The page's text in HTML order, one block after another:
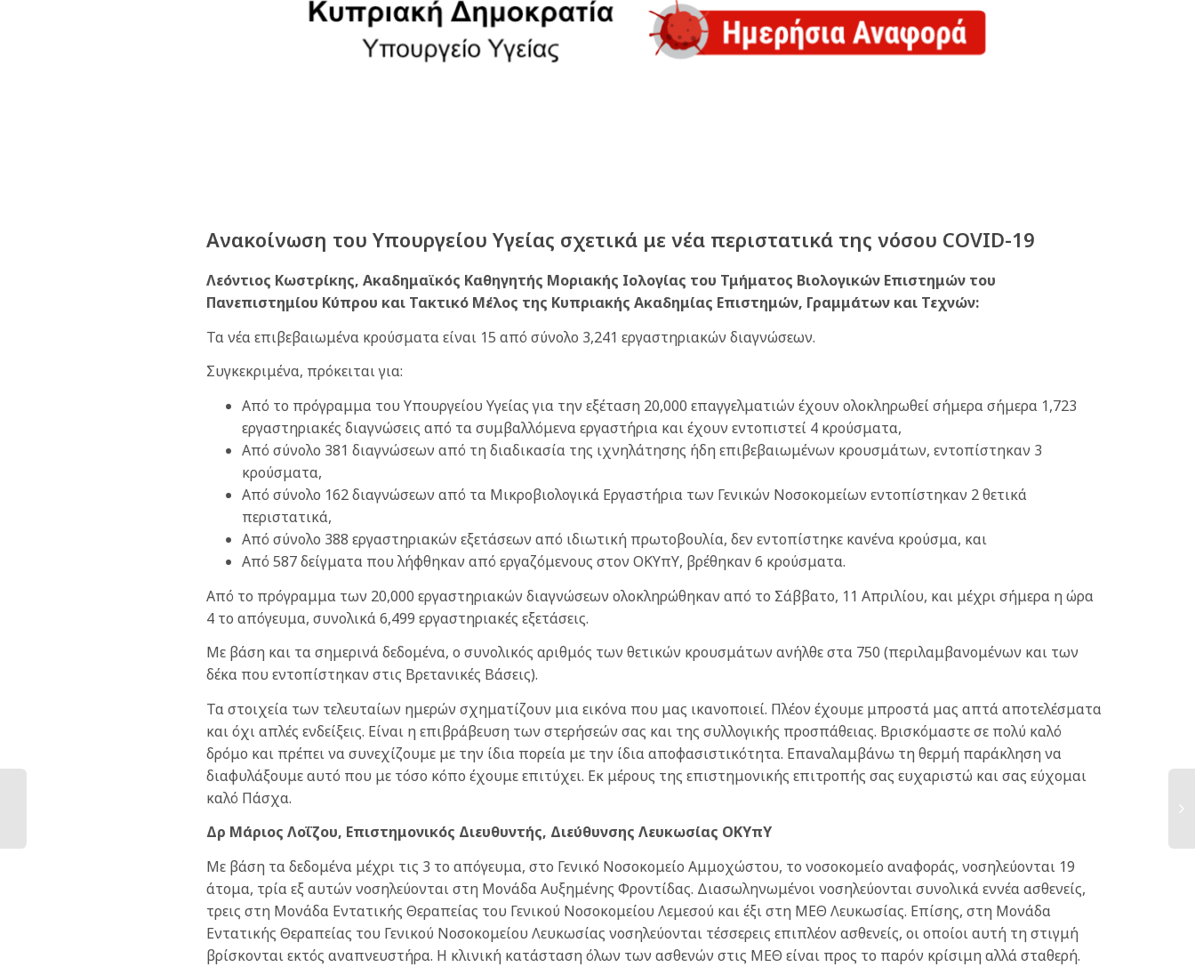
Ανακοίνωση του Υπουργείου Υγείας σχετικά με νέα περιστατικά της νόσου COVID-19
Λεόντιος Κωστρίκης, Ακαδημαϊκός Καθηγητής Μοριακής Ιολογίας του Τμήματος Βιολογικών Επιστημών του
Πανεπιστημίου Κύπρου και Τακτικό Μέλος της Κυπριακής Ακαδημίας Επιστημών, Γραμμάτων και Τεχνών:
Τα νέα επιβεβαιωμένα κρούσματα είναι 15 από σύνολο 3,241 εργαστηριακών διαγνώσεων.
Συγκεκριμένα, πρόκειται για:
Από το πρόγραμμα του Υπουργείου Υγείας για την εξέταση 20,000 επαγγελματιών έχουν ολοκληρωθεί σήμερα σήμερα 1,723
εργαστηριακές διαγνώσεις από τα συμβαλλόμενα εργαστήρια και έχουν εντοπιστεί 4 κρούσματα,
Από σύνολο 381 διαγνώσεων από τη διαδικασία της ιχνηλάτησης ήδη επιβεβαιωμένων κρουσμάτων, εντοπίστηκαν 3
κρούσματα,
Από σύνολο 162 διαγνώσεων από τα Μικροβιολογικά Εργαστήρια των Γενικών Νοσοκομείων εντοπίστηκαν 2 θετικά
περιστατικά,
Από σύνολο 388 εργαστηριακών εξετάσεων από ιδιωτική πρωτοβουλία, δεν εντοπίστηκε κανένα κρούσμα, και
Από 587 δείγματα που λήφθηκαν από εργαζόμενους στον ΟΚΥπΥ, βρέθηκαν 6 κρούσματα.
Από το πρόγραμμα των 20,000 εργαστηριακών διαγνώσεων ολοκληρώθηκαν από το Σάββατο, 11 Απριλίου, και μέχρι σήμερα η ώρα
4 το απόγευμα, συνολικά 6,499 εργαστηριακές εξετάσεις.
Με βάση και τα σημερινά δεδομένα, ο συνολικός αριθμός των θετικών κρουσμάτων ανήλθε στα 750 (περιλαμβανομένων και των
δέκα που εντοπίστηκαν στις Βρετανικές Βάσεις).
Τα στοιχεία των τελευταίων ημερών σχηματίζουν μια εικόνα που μας ικανοποιεί. Πλέον έχουμε μπροστά μας απτά αποτελέσματα
και όχι απλές ενδείξεις. Είναι η επιβράβευση των στερήσεών σας και της συλλογικής προσπάθειας. Βρισκόμαστε σε πολύ καλό
δρόμο και πρέπει να συνεχίζουμε με την ίδια πορεία με την ίδια αποφασιστικότητα. Επαναλαμβάνω τη θερμή παράκληση να
διαφυλάξουμε αυτό που με τόσο κόπο έχουμε επιτύχει. Εκ μέρους της επιστημονικής επιτροπής σας ευχαριστώ και σας εύχομαι
καλό Πάσχα.
Δρ Μάριος Λοΐζου, Επιστημονικός Διευθυντής, Διεύθυνσης Λευκωσίας ΟΚΥπΥ
Mε βάση τα δεδομένα μέχρι τις 3 το απόγευμα, στο Γενικό Νοσοκομείο Αμμοχώστου, το νοσοκομείο αναφοράς, νοσηλεύονται 19
άτομα, τρία εξ αυτών νοσηλεύονται στη Μονάδα Αυξημένης Φροντίδας. Διασωληνωμένοι νοσηλεύονται συνολικά εννέα ασθενείς,
τρεις στη Μονάδα Εντατικής Θεραπείας του Γενικού Νοσοκομείου Λεμεσού και έξι στη ΜΕΘ Λευκωσίας. Επίσης, στη Μονάδα
Εντατικής Θεραπείας του Γενικού Νοσοκομείου Λευκωσίας νοσηλεύονται τέσσερεις επιπλέον ασθενείς, οι οποίοι αυτή τη στιγμή
βρίσκονται εκτός αναπνευστήρα. Η κλινική κατάσταση όλων των ασθενών στις ΜΕΘ είναι προς το παρόν κρίσιμη αλλά σταθερή.